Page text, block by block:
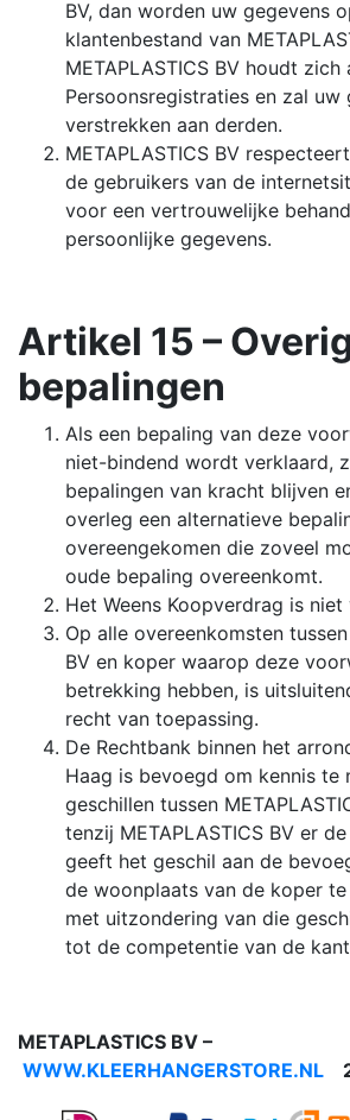
BV, dan worden uw gegevens
klantenbestand van
METAPLASTICS BV houdt zich
Persoonsregistraties en zal uw
verstrekken aan derden.
METAPLASTICS BV
de gebruikers van de
voor een vertrouwelijke
persoonlijke gegevens.
Artikel 15 –
bepalingen
Als een bepaling van deze
niet-bindend wordt verklaard,
bepalingen van kracht blijven
overleg een alternatieve
overeengekomen die zoveel
oude bepaling overeenkomt.
Het Weens Koopverdrag is
Op alle overeenkomsten tussen
BV en koper waarop deze
betrekking hebben, is
recht van toepassing.
De Rechtbank binnen het
Haag is bevoegd om kennis te
geschillen tussen
tenzij METAPLASTICS BV er
geeft het geschil aan de
de woonplaats van de koper
met uitzondering van die
tot de competentie van de
METAPLASTICS BV –
WWW.KLEERHANGERSTORE.NL